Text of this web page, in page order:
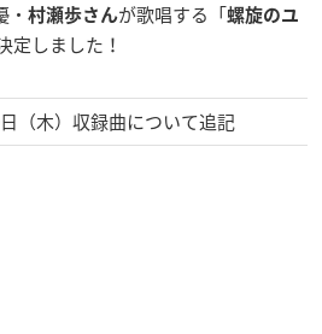
村瀬歩さんが歌唱する「螺旋のユ
定しました！
（木）収録曲について追記